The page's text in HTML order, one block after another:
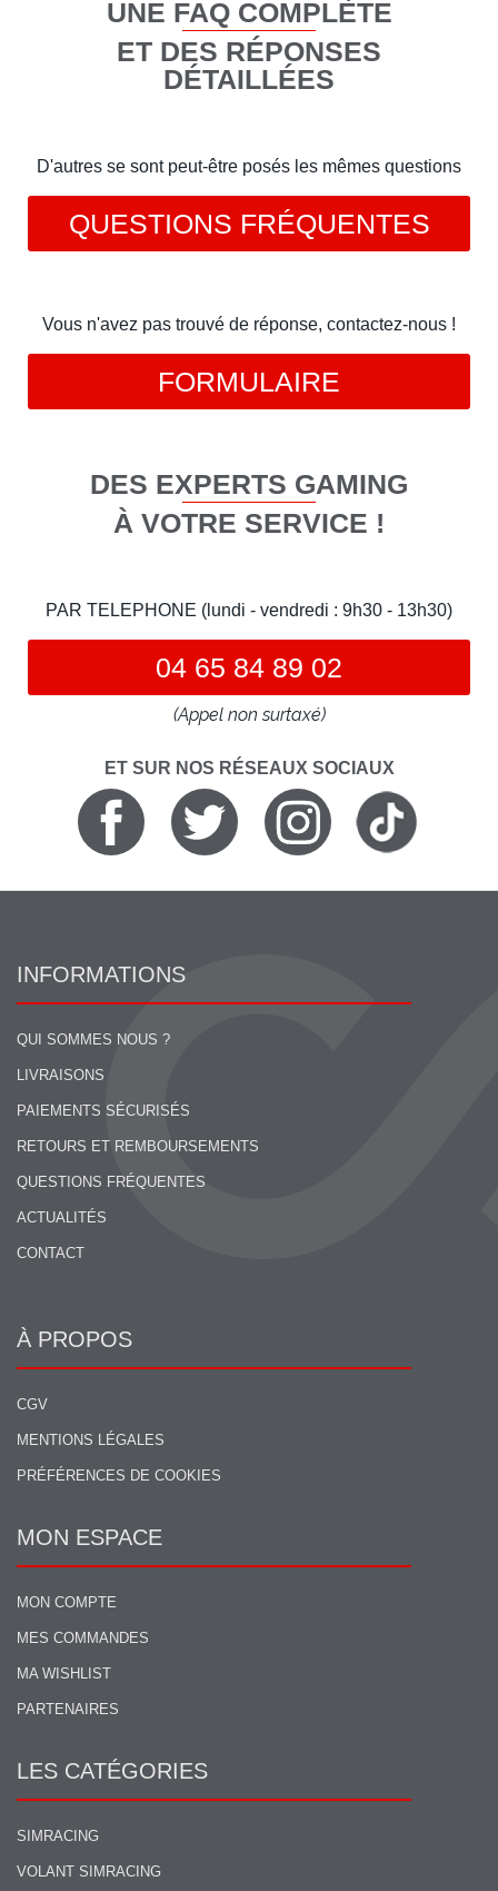
UNE FAQ COMPLÈTE
ET DES RÉPONSES
DÉTAILLÉES
D'autres se sont peut-être posés les mêmes questions
QUESTIONS FRÉQUENTES
Vous n'avez pas trouvé de réponse, contactez-nous !
FORMULAIRE
DES EXPERTS GAMING
À VOTRE SERVICE !
PAR TELEPHONE (lundi - vendredi : 9h30 - 13h30)
04 65 84 89 02
(Appel non surtaxé)
ET SUR NOS RÉSEAUX SOCIAUX
INFORMATIONS
QUI SOMMES NOUS ?
LIVRAISONS
PAIEMENTS SÉCURISÉS
RETOURS ET REMBOURSEMENTS
QUESTIONS FRÉQUENTES
ACTUALITÉS
CONTACT
À PROPOS
CGV
MENTIONS LÉGALES
PRÉFÉRENCES DE COOKIES
MON ESPACE
MON COMPTE
MES COMMANDES
MA WISHLIST
PARTENAIRES
LES CATÉGORIES
SIMRACING
VOLANT SIMRACING